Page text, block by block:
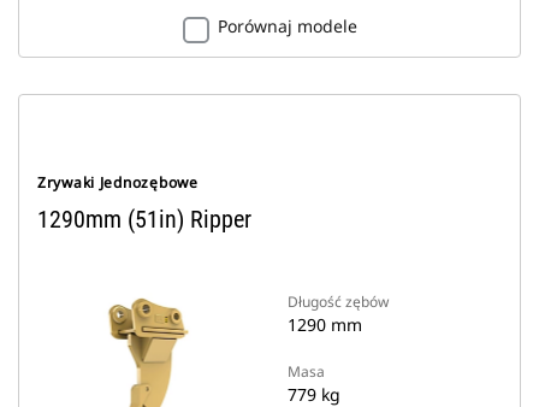
Porównaj modele
Zrywaki Jednozębowe
1290mm (51in) Ripper
Długość zębów
1290 mm
Masa
779 kg